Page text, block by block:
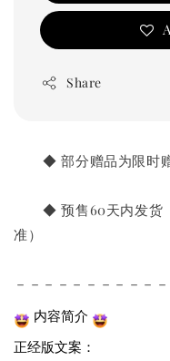
Share
◆ 部分赠品为限时赠
◆ 预售60天内发货（
准）
－－－－－－－－－－
内容简介
正经版文案：